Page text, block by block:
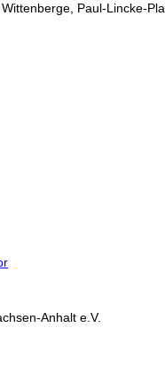
Paul-Lincke-
Anhalt e.V.